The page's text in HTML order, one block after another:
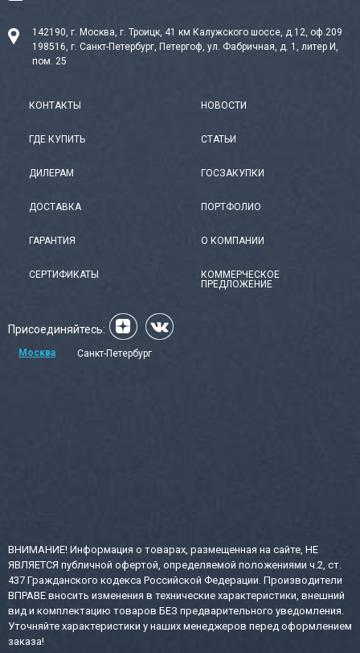
142190, г. Москва, г. Троицк, 41 км Калужского шоссе, д.12, оф.209
198516, г. Санкт-Петербург, Петергоф, ул. Фабричная, д. 1, литер И,
пом. 25
КОНТАКТЫ
ГДЕ КУПИТЬ
ДИЛЕРАМ
ДОСТАВКА
ГАРАНТИЯ
СЕРТИФИКАТЫ
НОВОСТИ
СТАТЬИ
ГОСЗАКУПКИ
ПОРТФОЛИО
О КОМПАНИИ
КОММЕРЧЕСКОЕ
ПРЕДЛОЖЕНИЕ
Присоединяйтесь:
Москва Санкт-Петербург
ВНИМАНИЕ! Информация о товарах, размещенная на сайте, НЕ
ЯВЛЯЕТСЯ публичной офертой, определяемой положениями ч.2, ст.
437 Гражданского кодекса Российской Федерации. Производители
ВПРАВЕ вносить изменения в технические характеристики, внешний
вид и комплектацию товаров БЕЗ предварительного уведомления.
Уточняйте характеристики у наших менеджеров перед оформлением
заказа!